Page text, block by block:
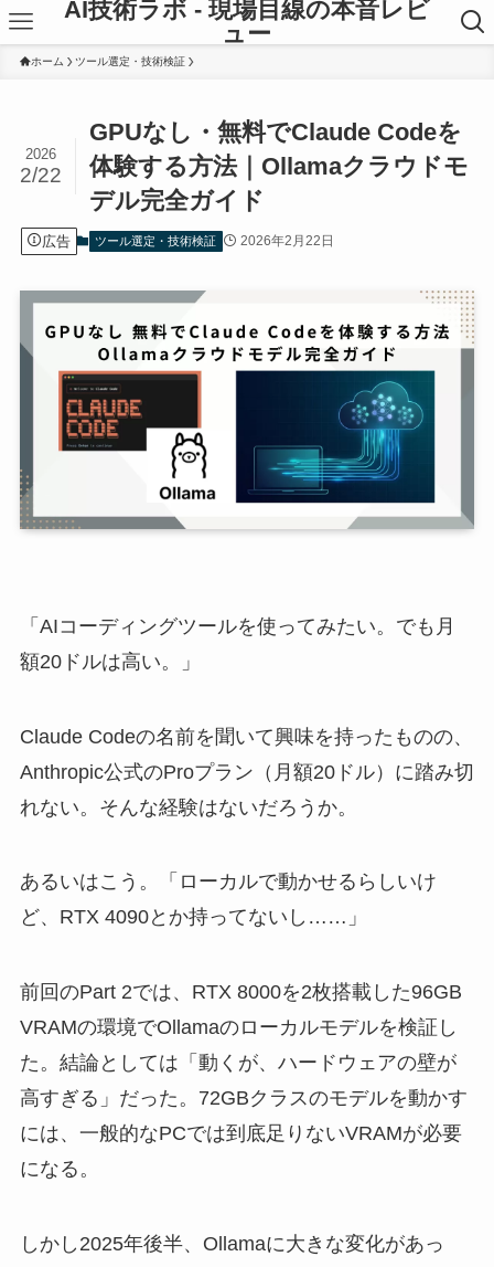
AI技術ラボ - 現場目線の本音レビ
ュー
ホーム ツール選定・技術検証
GPUなし・無料でClaude Codeを
体験する方法｜Ollamaクラウドモ
デル完全ガイド
2026
2/22
広告 ツール選定・技術検証 2026年2月22日
「AIコーディングツールを使ってみたい。でも月
額20ドルは高い。」
Claude Codeの名前を聞いて興味を持ったものの、
Anthropic公式のProプラン（月額20ドル）に踏み切
れない。そんな経験はないだろうか。
あるいはこう。「ローカルで動かせるらしいけ
ど、RTX 4090とか持ってないし……」
前回のPart 2では、RTX 8000を2枚搭載した96GB
VRAMの環境でOllamaのローカルモデルを検証し
た。結論としては「動くが、ハードウェアの壁が
高すぎる」だった。72GBクラスのモデルを動かす
には、一般的なPCでは到底足りないVRAMが必要
になる。
しかし2025年後半、Ollamaに大きな変化があっ